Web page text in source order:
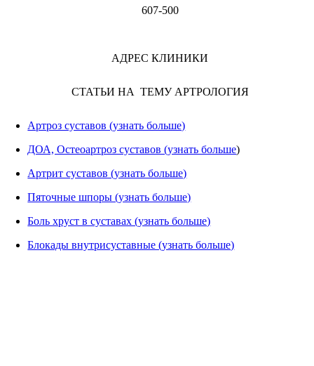
607-500
АДРЕС КЛИНИКИ
СТАТЬИ НА ТЕМУ АРТРОЛОГИЯ
Артроз суставов (узнать больше)
ДОА, Остеоартроз суставов (узнать больше)
Артрит суставов (узнать больше)
Пяточные шпоры (узнать больше)
Боль хруст в суставах (узнать больше)
Блокады внутрисуставные (узнать больше)